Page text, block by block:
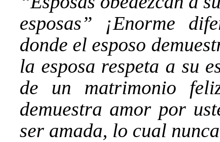
esposas” ¡Enorme
donde el esposo
la esposa respeta a su
de un matrimonio
demuestra amor por
ser amada, lo cual